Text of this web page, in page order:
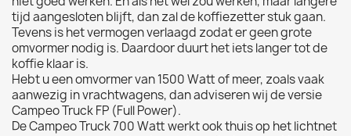
tijd aangesloten blijft, dan zal de koffiezetter stuk gaan.
Tevens is het vermogen verlaagd zodat er geen grote
omvormer nodig is. Daardoor duurt het iets langer tot de
koffie klaar is.
Hebt u een omvormer van 1500 Watt of meer, zoals vaak
aanwezig in vrachtwagens, dan adviseren wij de versie
Campeo Truck FP (Full Power).
De Campeo Truck 700 Watt werkt ook thuis op het lichtnet